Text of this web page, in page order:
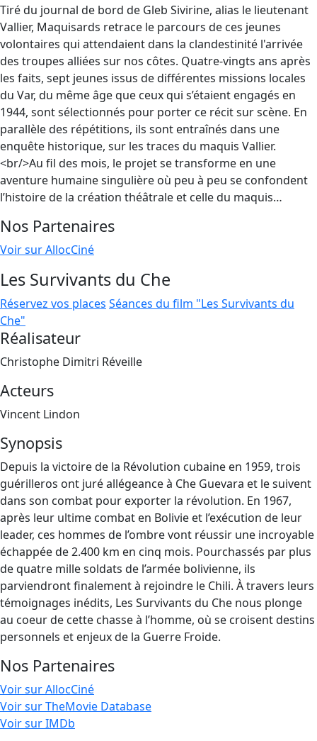
Tiré du journal de bord de Gleb Sivirine, alias le lieutenant
Vallier, Maquisards retrace le parcours de ces jeunes
volontaires qui attendaient dans la clandestinité l'arrivée
des troupes alliées sur nos côtes. Quatre-vingts ans après
les faits, sept jeunes issus de différentes missions locales
du Var, du même âge que ceux qui s’étaient engagés en
1944, sont sélectionnés pour porter ce récit sur scène. En
parallèle des répétitions, ils sont entraînés dans une
enquête historique, sur les traces du maquis Vallier.
<br/>Au fil des mois, le projet se transforme en une
aventure humaine singulière où peu à peu se confondent
l’histoire de la création théâtrale et celle du maquis…
Nos Partenaires
Voir sur AllocCiné
Les Survivants du Che
Réservez vos places Séances du film "Les Survivants du
Che"
Réalisateur
Christophe Dimitri Réveille
Acteurs
Vincent Lindon
Synopsis
Depuis la victoire de la Révolution cubaine en 1959, trois
guérilleros ont juré allégeance à Che Guevara et le suivent
dans son combat pour exporter la révolution. En 1967,
après leur ultime combat en Bolivie et l’exécution de leur
leader, ces hommes de l’ombre vont réussir une incroyable
échappée de 2.400 km en cinq mois. Pourchassés par plus
de quatre mille soldats de l’armée bolivienne, ils
parviendront finalement à rejoindre le Chili. À travers leurs
témoignages inédits, Les Survivants du Che nous plonge
au coeur de cette chasse à l’homme, où se croisent destins
personnels et enjeux de la Guerre Froide.
Nos Partenaires
Voir sur AllocCiné
Voir sur TheMovie Database
Voir sur IMDb